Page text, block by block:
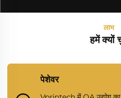
लाभ
हमें क्यों
पेशेवर